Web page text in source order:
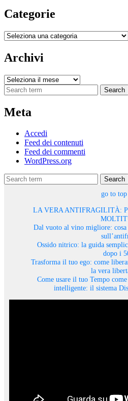
Categorie
Categorie
Archivi
Archivi
Search
Meta
Accedi
Feed dei contenuti
Feed dei commenti
WordPress.org
Search
go to top
LA VERA ANTIFRAGILITÀ:
Dal vuoto al vino migliore:
Ossido nitrico: la guida
dopo i
Trasforma il tuo ego: come
la vera
Come usare il tuo Tempo
intelligente: il sistema